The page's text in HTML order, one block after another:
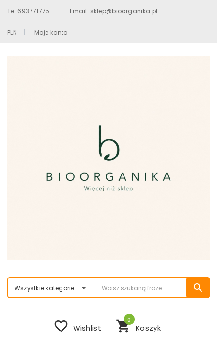
Tel.693771775 Email: sklep@bioorganika.pl
PLN Moje konto
Wszystkie kategorie search
shopping_cart Koszyk
0
favorite_border Wishlist